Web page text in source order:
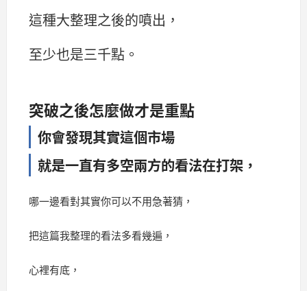
這種大整理之後的噴出，
至少也是三千點。
突破之後怎麼做才是重點
你會發現其實這個市場
就是一直有多空兩方的看法在打架，
哪一邊看對其實你可以不用急著猜，
把這篇我整理的看法多看幾遍，
心裡有底，